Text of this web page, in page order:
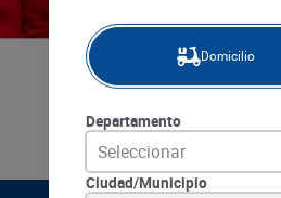
Domicilio
Departamento
Seleccionar
Ciudad/Municipio